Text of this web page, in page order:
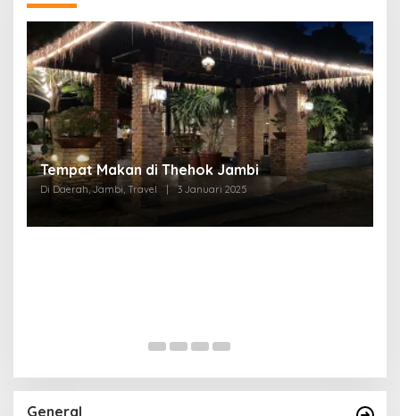
Tempat Makan di Thehok Jambi
Di Daerah, Jambi, Travel 3 Januari 2025
General